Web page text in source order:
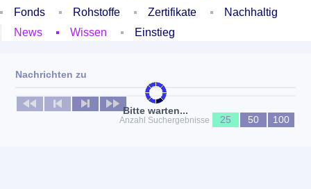
Fonds
Rohstoffe Zertifikate
Nachhaltig
News
Wissen Einstieg
Bitte warten...
Nachrichten zu
Keine News verfügbar
Anzahl Suchergebnisse
25 50 100